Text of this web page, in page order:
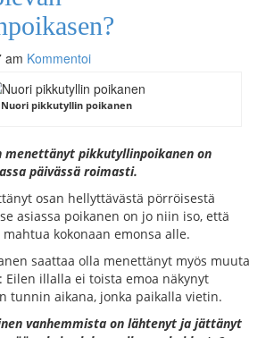
am Kommentoi
Nuori pikkutyllin poikanen
menettänyt pikkutyllinpoikanen on
päivässä roimasti.
osan hellyttävästä pörröisestä
asiassa poikanen on jo niin iso, että
kokonaan emonsa alle.
saattaa olla menettänyt myös muuta
Eilen illalla ei toista emoa näkynyt
tunnin aikana, jonka paikalla vietin.
vanhemmista on lähtenyt ja jättänyt